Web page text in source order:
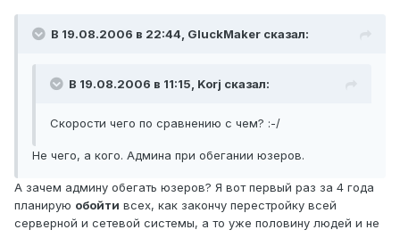
В 19.08.2006 в 22:44, GluckMaker сказал:
В 19.08.2006 в 11:15, Korj сказал:
Скорости чего по сравнению с чем? :-/
Не чего, а кого. Админа при обегании юзеров.
А зачем админу обегать юзеров? Я вот первый раз за 4 года
планирую обойти всех, как закончу перестройку всей
серверной и сетевой системы, а то уже половину людей и не